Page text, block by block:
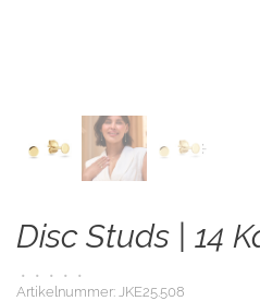
Disc Studs | 14
• • • •
•
Artikelnummer: JKE25.508